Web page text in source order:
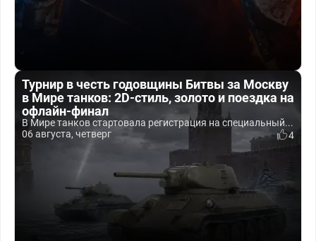
Турнир в честь годовщины Битвы за Москву
в Мире танков: 2D-стиль, золото и поездка на
офлайн-финал
В Мире танков стартовала регистрация на специальный...
06 августа, четверг
4